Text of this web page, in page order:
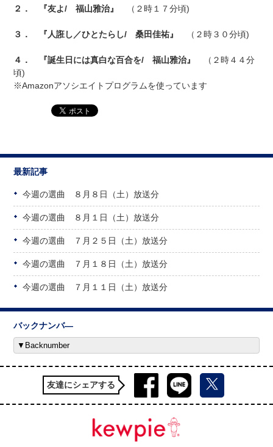
２． 『友よ/ 福山雅治』 （２時１７分頃)
３． 『人誑し／ひとたらし/ 桑田佳祐』 （２時３０分頃)
４． 『誕生日には真白な百合を/ 福山雅治』
（２時４４分
頃)
※Amazonアソシエイトプログラムを使っています
最新記事
今週の選曲 ８月８日（土）放送分
今週の選曲 ８月１日（土）放送分
今週の選曲 ７月２５日（土）放送分
今週の選曲 ７月１８日（土）放送分
今週の選曲 ７月１１日（土）放送分
バックナンバ―
友達にシェアする